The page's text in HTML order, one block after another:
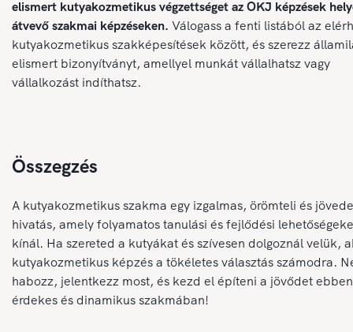
elismert kutyakozmetikus végzettséget az OKJ képzések
átvevő szakmai képzéseken. Válogass a fenti listából az
kutyakozmetikus szakképesítések között, és szerezz
elismert bizonyítványt, amellyel munkát vállalhatsz vagy
vállalkozást indíthatsz.
Összegzés
A kutyakozmetikus szakma egy izgalmas, örömteli és
hivatás, amely folyamatos tanulási és fejlődési
kínál. Ha szereted a kutyákat és szívesen dolgoznál velük,
kutyakozmetikus képzés a tökéletes választás számodra.
habozz, jelentkezz most, és kezd el építeni a jövődet
érdekes és dinamikus szakmában!